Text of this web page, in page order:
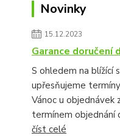
Novinky
15.12.2023
Garance doručení
S ohledem na blížící
upřesňujeme
Vánoc u objednávek
termínem objednání
číst celé